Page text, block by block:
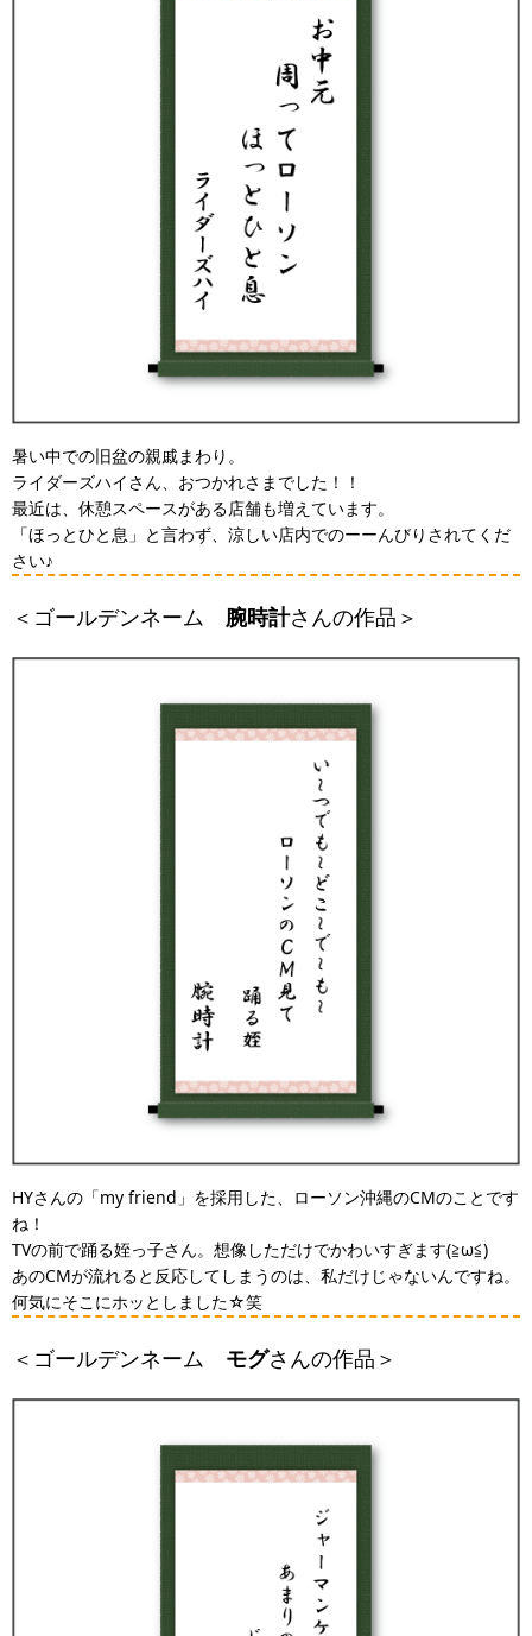
暑い中での旧盆の親戚まわり。
ライダーズハイさん、おつかれさまでした！！
最近は、休憩スペースがある店舗も増えています。
「ほっとひと息」と言わず、涼しい店内でのーーんびりされてくだ
さい♪
＜ゴールデンネーム 腕時計さんの作品＞
HYさんの「my friend」を採用した、ローソン沖縄のCMのことです
ね！
TVの前で踊る姪っ子さん。想像しただけでかわいすぎます(≧ω≦)
あのCMが流れると反応してしまうのは、私だけじゃないんですね。
何気にそこにホッとしました☆笑
＜ゴールデンネーム モグさんの作品＞